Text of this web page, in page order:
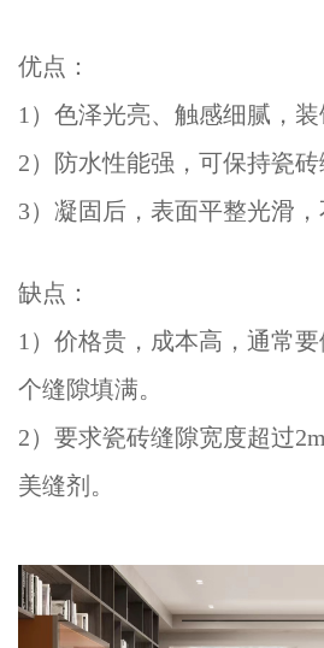
优点：
1）色泽光亮、触感细腻，装
2）防水性能强，可保持瓷砖
3）凝固后，表面平整光滑，
缺点：
1）价格贵，成本高，通常
个缝隙填满。
2）要求瓷砖缝隙宽度超过
美缝剂。